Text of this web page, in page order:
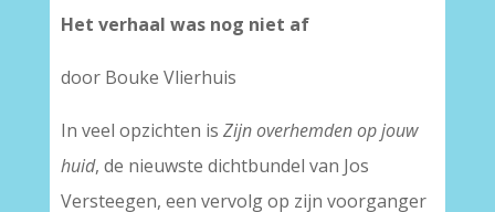
Het verhaal was nog niet af
door Bouke Vlierhuis
In veel opzichten is Zijn overhemden op jouw
huid, de nieuwste dichtbundel van Jos
Versteegen, een vervolg op zijn voorganger